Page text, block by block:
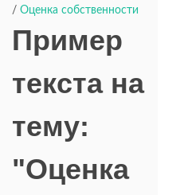
/ Оценка собственности
Пример
текста на
тему:
"Оценка